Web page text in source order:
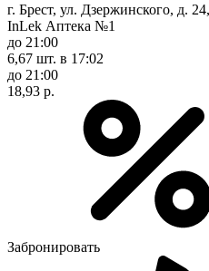
г. Брест, ул. Дзержинского, д.
InLek Аптека №1
до 21:00
6,67 шт. в 17:02
до 21:00
18,93 р.
Забронировать